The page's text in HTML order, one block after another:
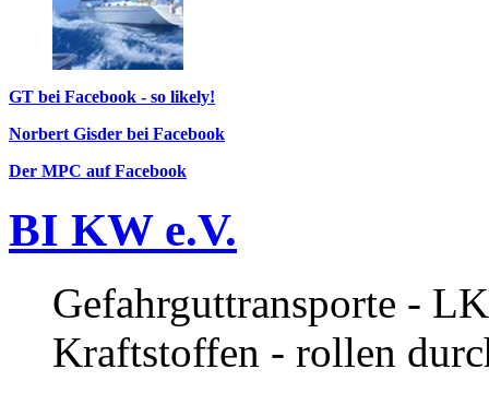
GT bei Facebook - so likely!
Norbert Gisder bei Facebook
Der MPC auf Facebook
BI KW e.V.
Gefahrguttransporte -
Kraftstoffen - rollen